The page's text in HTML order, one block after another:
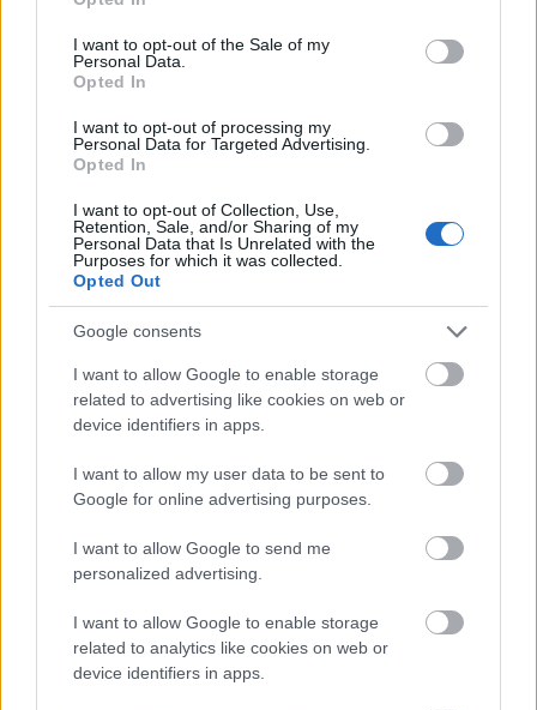
use your data for below specified purposes in below Google
consent section.
I want to opt-out of the Sale of my
Personal Data.
Opted In
I want to opt-out of processing my
Personal Data for Targeted Advertising.
Opted In
I want to opt-out of Collection, Use,
Retention, Sale, and/or Sharing of my
Personal Data that Is Unrelated with the
Purposes for which it was collected.
Opted Out
Google consents
I want to allow Google to enable storage
related to advertising like cookies on web or
device identifiers in apps.
I want to allow my user data to be sent to
Google for online advertising purposes.
I want to allow Google to send me
personalized advertising.
I want to allow Google to enable storage
related to analytics like cookies on web or
device identifiers in apps.
Kéthónapos a Tisza-kormány: íme a mérleg!
ELEMZÉSEK 2026. júl. 21.
Uniós források: íme a teendők, amelyek a
ELEMZÉSEK 2026. júl. 20.